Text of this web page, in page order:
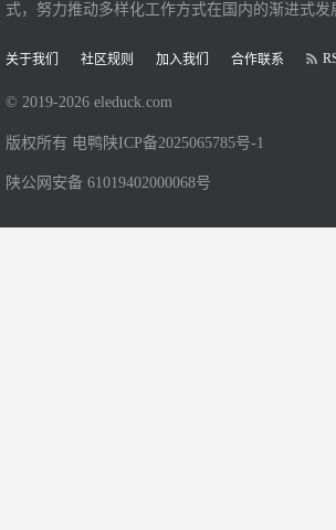
式，努力推动多样化工作方式在国内的渐进式发
关于我们 社区规则 加入我们 合作联系
© 2019-2026 eleduck.com
版权所有 电鸭 陕ICP备2025065785号-1
陕公网安备 61019402000068号